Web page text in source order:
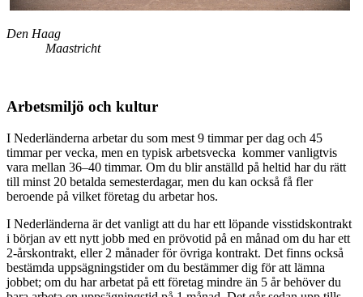
Den Haag
Maastricht
Arbetsmiljö och kultur
I Nederländerna arbetar du som mest 9 timmar per dag och 45
timmar per vecka, men en typisk arbetsvecka kommer vanligtvis
vara mellan 36–40 timmar. Om du blir anställd på heltid har du rätt
till minst 20 betalda semesterdagar, men du kan också få fler
beroende på vilket företag du arbetar hos.
I Nederländerna är det vanligt att du har ett löpande visstidskontrakt
i början av ett nytt jobb med en prövotid på en månad om du har ett
2-årskontrakt, eller 2 månader för övriga kontrakt. Det finns också
bestämda uppsägningstider om du bestämmer dig för att lämna
jobbet; om du har arbetat på ett företag mindre än 5 år behöver du